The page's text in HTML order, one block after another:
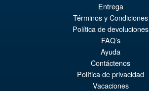
PRE ORDENA
Entrega
Términos y Condiciones
Política de devoluciones
FAQ’s
Ayuda
Contáctenos
Política de privacidad
Vacaciones